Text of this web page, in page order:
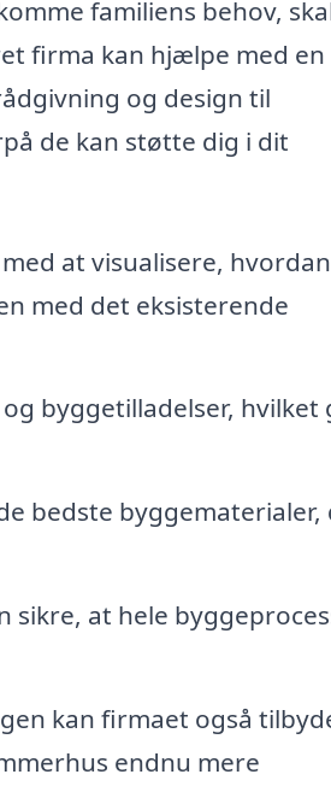
familiens behov,
firma kan hjælpe med en
og design til
de kan støtte dig i dit
at visualisere,
med det eksisterende
byggetilladelser, hvilket
bedste byggematerialer,
sikre, at hele
kan firmaet også
endnu mere